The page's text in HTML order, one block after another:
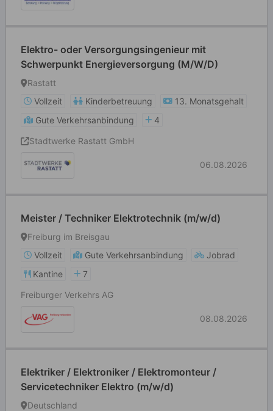
Elektro- oder Versorgungsingenieur mit
Schwerpunkt Energieversorgung (M/W/D)
Rastatt
Vollzeit
Kinderbetreuung
13. Monatsgehalt
Gute Verkehrsanbindung
4
Stadtwerke Rastatt GmbH
06.08.2026
Meister / Techniker Elektrotechnik (m/w/d)
Freiburg im Breisgau
Vollzeit
Gute Verkehrsanbindung
Jobrad
Kantine
7
Freiburger Verkehrs AG
08.08.2026
Elektriker / Elektroniker / Elektromonteur /
Servicetechniker Elektro (m/w/d)
Deutschland